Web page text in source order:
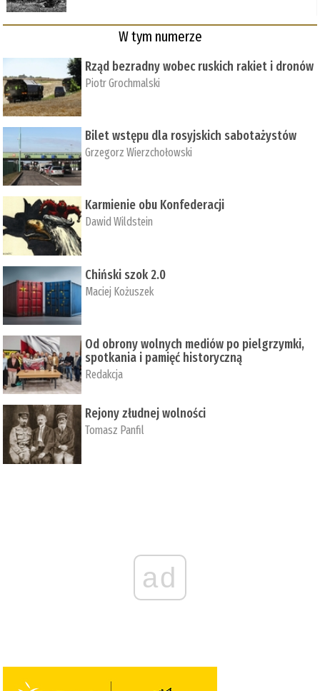
W tym numerze
Rząd bezradny wobec ruskich rakiet i dronów
Piotr Grochmalski
Bilet wstępu dla rosyjskich sabotażystów
Grzegorz Wierzchołowski
Karmienie obu Konfederacji
Dawid Wildstein
Chiński szok 2.0
Maciej Kożuszek
Od obrony wolnych mediów po pielgrzymki,
spotkania i pamięć historyczną
Redakcja
Rejony złudnej wolności
Tomasz Panfil
ad